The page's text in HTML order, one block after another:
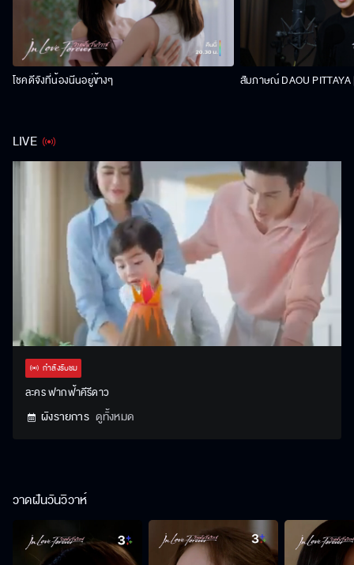
โชคดีจังที่น้องนีนอยู่ข้างๆ สัมภาษณ์ DAOU PITTAYA
LIVE
UnmuteStream
กำลังรับชม
ละคร ฟากฟ้าคีรีดาว
ผังรายการ ดูทั้งหมด
วาดฝันวันวิวาห์